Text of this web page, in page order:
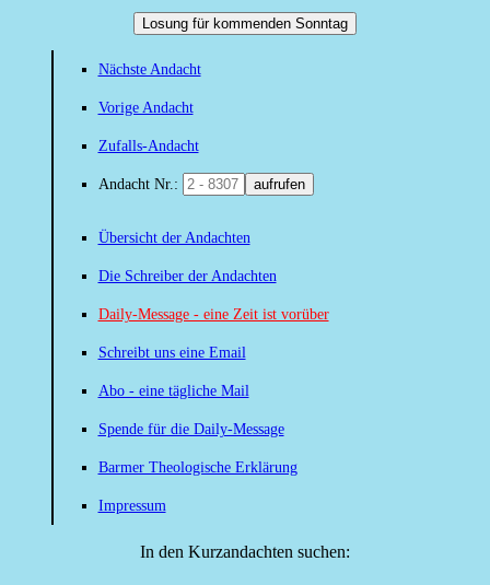
Losung für kommenden Sonntag
Nächste Andacht
Vorige Andacht
Zufalls-Andacht
Andacht Nr.: aufrufen
Übersicht der Andachten
Die Schreiber der Andachten
Daily-Message - eine Zeit ist vorüber
Schreibt uns eine Email
Abo - eine tägliche Mail
Spende für die Daily-Message
Barmer Theologische Erklärung
Impressum
In den Kurzandachten suchen: